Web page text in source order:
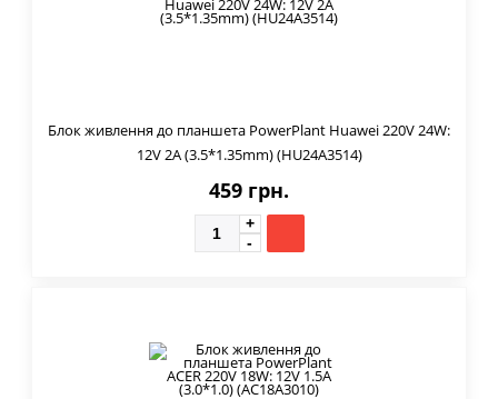
Блок живлення до планшета PowerPlant Huawei 220V 24W:
12V 2A (3.5*1.35mm) (HU24A3514)
459 грн.